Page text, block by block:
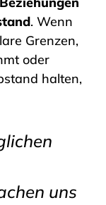
. Wenn
Grenzen,
oder
halten,
uns